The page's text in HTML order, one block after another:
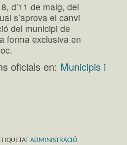
d’11 de maig, del
s’aprova el canvi
del municipi de
forma exclusiva en
oficials en: Municipis i
ADMINISTRACIÓ